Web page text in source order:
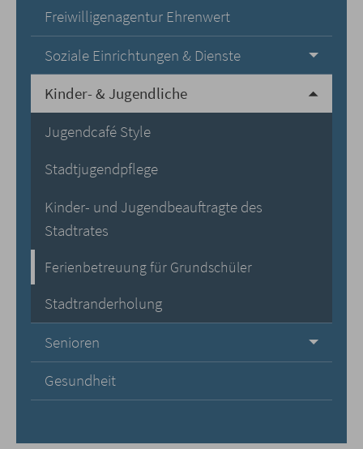
Freiwilligenagentur Ehrenwert
Soziale Einrichtungen & Dienste
Kinder- & Jugendliche
Jugendcafé Style
Stadtjugendpflege
Kinder- und Jugendbeauftragte des
Stadtrates
Ferienbetreuung für Grundschüler
Stadtranderholung
Senioren
Gesundheit